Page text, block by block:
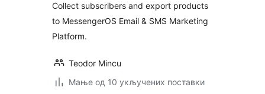
Collect subscribers and export products
to MessengerOS Email & SMS Marketing
Platform.
Teodor Mincu
Мање од 10 укључених поставки